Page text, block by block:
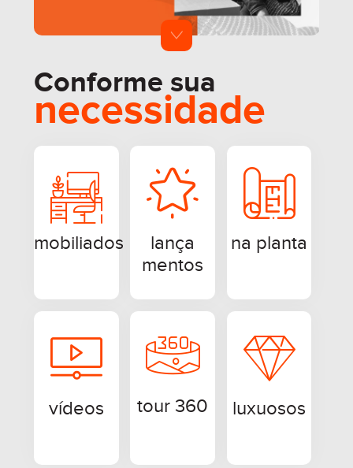
Conforme sua
necessidade
mobiliados
lança
mentos
na planta
vídeos tour 360 luxuosos